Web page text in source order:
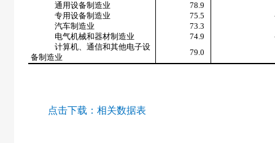
通用设备制造业
78.9
专用设备制造业
75.5
汽车制造业
73.3
电气机械和器材制造业
74.9
计算机、通信和其他电子设
备制造业
79.0
点击下载： 相关数据表